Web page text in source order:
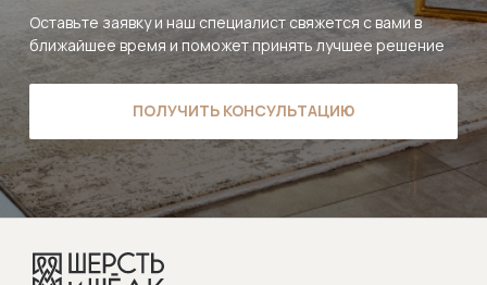
Оставьте заявку и наш специалист свяжется с вами в
ближайшее время и поможет принять лучшее решение
ПОЛУЧИТЬ КОНСУЛЬТАЦИЮ